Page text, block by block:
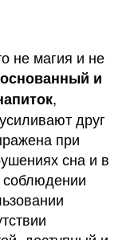
не магия и не
и
,
друг
при
сна и в